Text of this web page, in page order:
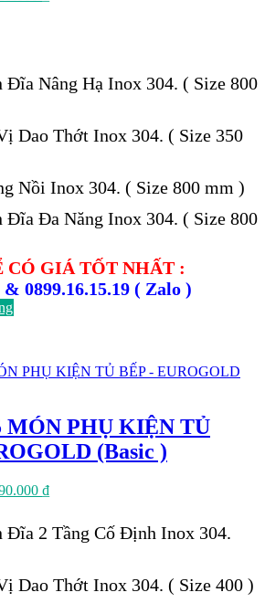
Đĩa Nâng Hạ Inox 304. ( Size 800
Dao Thớt Inox 304. ( Size 350
Nồi Inox 304. ( Size 800 mm )
Đĩa Đa Năng Inox 304. ( Size 800
CÓ GIÁ TỐT NHẤT :
& 0899.16.15.19 ( Zalo )
MÓN PHỤ KIỆN TỦ
(Basic )
₫.
₫Giá
là:
Đĩa 2 Tầng Cố Định Inox 304.
Dao Thớt Inox 304. ( Size 400 )